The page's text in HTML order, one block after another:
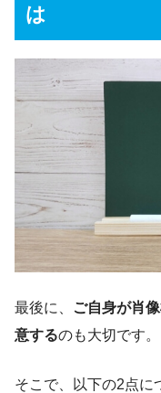
は
最後に、
ご自身が肖
意するのも大切です。
そこで、以下の2点に